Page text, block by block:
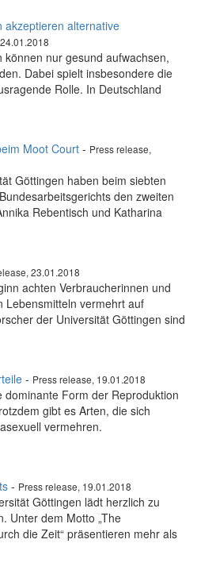
akzeptieren alternative
nur gesund aufwachsen,
Dabei spielt insbesondere die
Rolle. In Deutschland
Moot Court - Press release,
Göttingen haben beim siebten
den zweiten
Rebentisch und Katharina
23.01.2018
achten Verbraucherinnen und
Lebensmitteln vermehrt auf
der Universität Göttingen sind
- Press release, 19.01.2018
Form der Reproduktion
gibt es Arten, die sich
vermehren.
- Press release, 19.01.2018
Göttingen lädt herzlich zu
Unter dem Motto „The
die Zeit“ präsentieren mehr als